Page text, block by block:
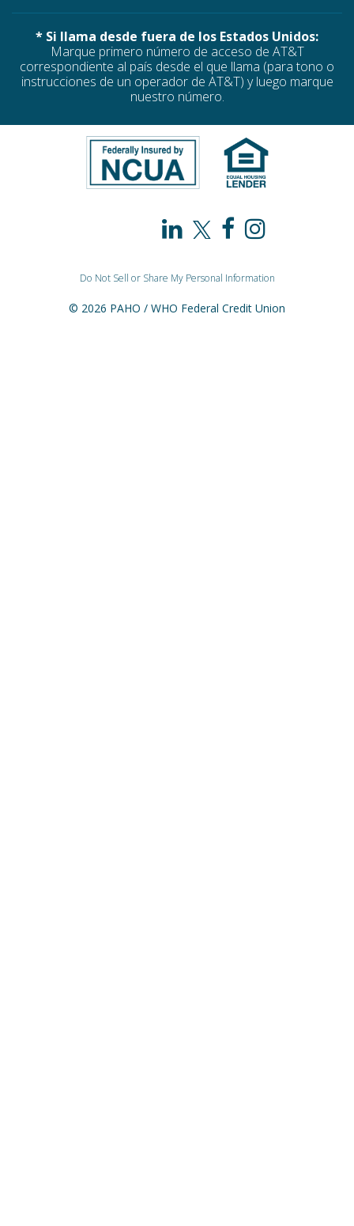
* Si llama desde fuera de los Estados Unidos:
Marque primero número de acceso de AT&T
correspondiente al país desde el que llama (para tono o
instrucciones de un operador de AT&T) y luego marque
nuestro número.
PAHO
/
WHO
PAHO
/
WHO
PAHO
/
WHO
PAHO
/
WHO
Do Not Sell or Share My Personal Information
© 2026 PAHO / WHO Federal Credit Union